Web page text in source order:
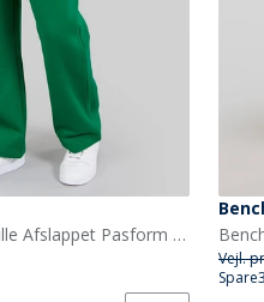
Ellesse Herre Rulle Afslappet Pasform Lige Ben Joggingbukser Grøn
Vejl.
Spare